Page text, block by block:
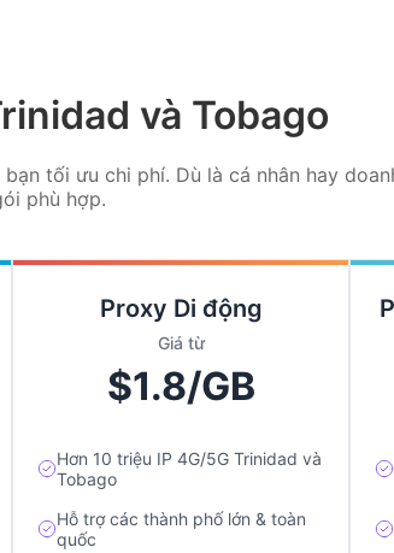
và Tobago
tối ưu chi phí. Dù là cá nhân hay
phù hợp.
Proxy Di động
Giá từ
$1.8/GB
Hơn 10 triệu IP 4G/5G Trinidad và
Tobago
Hỗ trợ các thành phố lớn & toàn
quốc